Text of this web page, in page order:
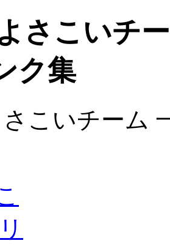
さこいチ
ク集
こいチーム